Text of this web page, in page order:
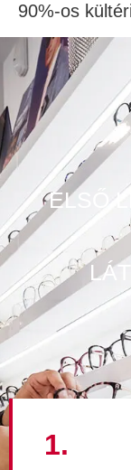
90%-os
ELSŐ
1.